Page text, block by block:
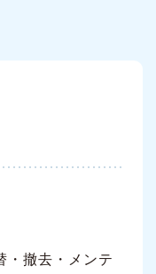
・撤去・メンテ